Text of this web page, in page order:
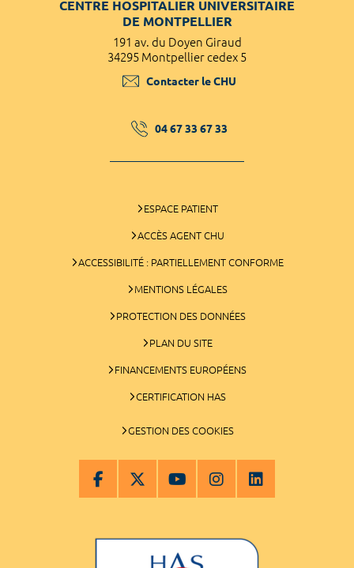
CENTRE HOSPITALIER UNIVERSITAIRE
DE MONTPELLIER
191 av. du Doyen Giraud
34295 Montpellier cedex 5
Contacter le CHU
04 67 33 67 33
ESPACE PATIENT
ACCÈS AGENT CHU
ACCESSIBILITÉ : PARTIELLEMENT CONFORME
MENTIONS LÉGALES
PROTECTION DES DONNÉES
PLAN DU SITE
FINANCEMENTS EUROPÉENS
CERTIFICATION HAS
GESTION DES COOKIES